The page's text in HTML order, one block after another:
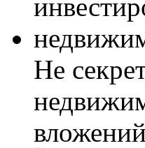
Не